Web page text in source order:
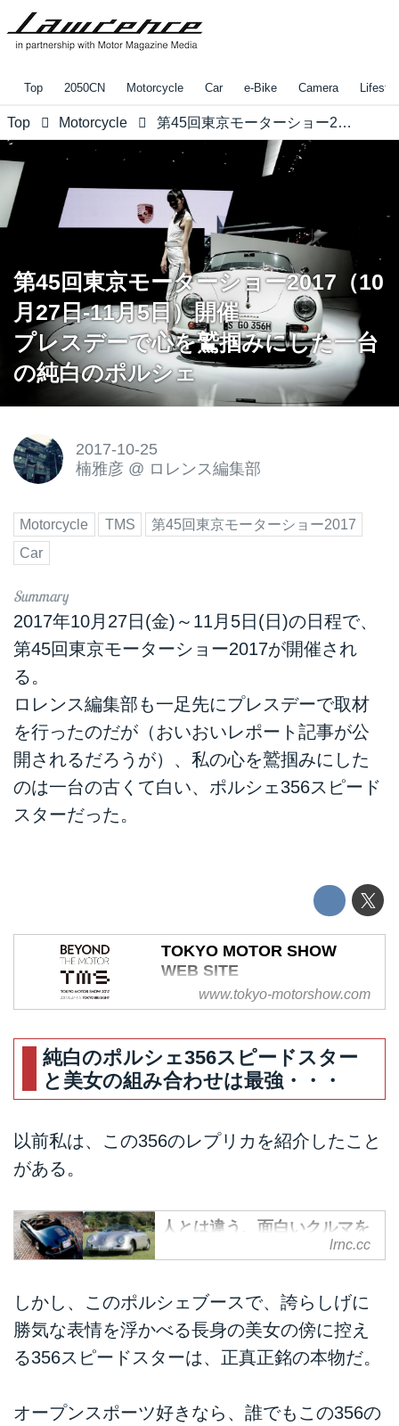
Top 2050CN Motorcycle Car e-Bike Camera
Top Motorcycle 第45回東京モーターショー2017（10月27日-11月5日）開催 プレスデーで心を鷲掴みにした一台の純白のポルシェ
第45回東京モーターショー2017（10
月27日-11月5日）開催
プレスデーで心を鷲掴みにした一台
の純白のポルシェ
2017-10-25
楠雅彦 @ ロレンス編集部
Motorcycle TMS
第45回東京モーターショー2017
Car
2017年10月27日(金)～11月5日(日)の日程で、
第45回東京モーターショー2017が開催され
る。
ロレンス編集部も一足先にプレスデーで取材
を行ったのだが（おいおいレポート記事が公
開されるだろうが）、私の心を鷲掴みにした
のは一台の古くて白い、ポルシェ356スピード
スターだった。
TOKYO MOTOR SHOW
WEB SITE
東京モーターショー,TOKYO
www.tokyo-motorshow.com
純白のポルシェ356スピードスター
と美女の組み合わせは最強・・・
以前私は、この356のレプリカを紹介したこと
がある。
人とは違う、面白いクルマを
てみませんか。 -
LAWRENCE - Motorcycle x
Cars + α = Your Life.
クルマに関する記事や、男女の
lrnc.cc
しかし、このポルシェブースで、誇らしげに
勝気な表情を浮かべる長身の美女の傍に控え
る356スピードスターは、正真正銘の本物だ。
オープンスポーツ好きなら、誰でもこの356の